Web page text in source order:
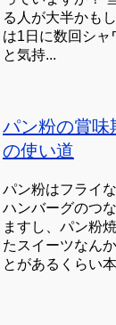
る人が大半かも
は1日に数回シャ
と気持...
パン粉の賞味
の使い道
パン粉はフライ
ハンバーグのつ
ますし、パン粉
たスイーツなん
とがあるくらい